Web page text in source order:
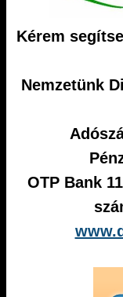
Kérem
Nemzetünk
OTP Bank